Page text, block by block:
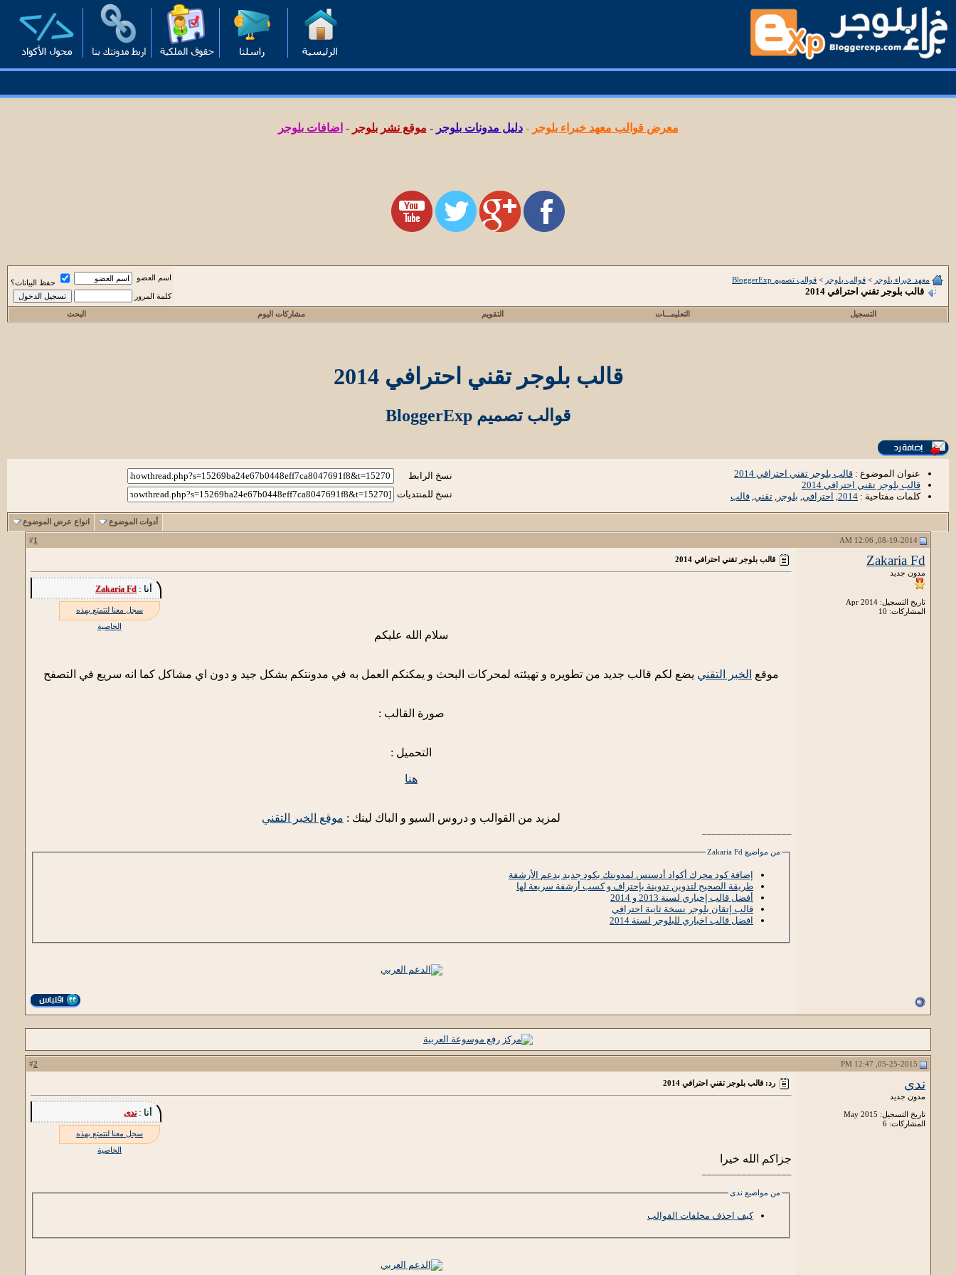
معرض قوالب معهد خبراء بلوجر -دليل مدونات بلوجر - موقع نشر بلوجر - اضافات بلوجر
معهد خبراء بلوجر > قوالب بلوجر > قوالب تصميم BloggerExp
قالب بلوجر تقني احترافي 2014
اسم العضو
حفظ البيانات؟
كلمة المرور
التسجيل التعليمـــات التقويم مشاركات اليوم البحث
قالب بلوجر تقني احترافي 2014
قوالب تصميم BloggerExp
عنوان الموضوع : قالب بلوجر تقني احترافي 2014
قالب بلوجر تقني احترافي 2014
كلمات مفتاحية : 2014
, احترافي, بلوجر , تقني, قالب
نسخ الرابط
نسخ للمنتديات
أدوات الموضوع انواع عرض الموضوع
1
Zakaria Fd
مدون جديد
تاريخ التسجيل: Apr 2014
المشاركات: 10
قالب بلوجر تقني احترافي 2014
أنا :Zakaria Fd
سجل معنا لتتمتع بهذه
الخاصية
سلام الله عليكم
موقع الخبر التقني يضع لكم قالب جديد من تطويره و تهيئته لمحركات البحث و يمكنكم العمل به في مدونتكم بشكل جيد و دون اي مشاكل كما انه سريع في التصفح
صورة القالب :
التحميل :
هنا
لمزيد من القوالب و دروس السيو و الباك لينك : موقع الخبر التقني
من مواضيع Zakaria Fd
إضافة كود محرك أكواد أدسنس لمدونتك بكود جديد يدعم الأرشفة
طريقة الصحيح لتدوين تدوينة بإحتراف و كسب أرشفة سريعة لها
أفضل قالب إخباري لسنة 2013 و 2014
قالب إتقان بلوجر نسخة ثانية احترافي
افضل قالب اخباري للبلوجر لسنة 2014
2
ندى
مدون جديد
تاريخ التسجيل: May 2015
المشاركات: 6
رد: قالب بلوجر تقني احترافي 2014
أنا :ندى
سجل معنا لتتمتع بهذه
الخاصية
جزاكم الله خيرا
من مواضيع ندى
كيف احذف مخلفات القوالب